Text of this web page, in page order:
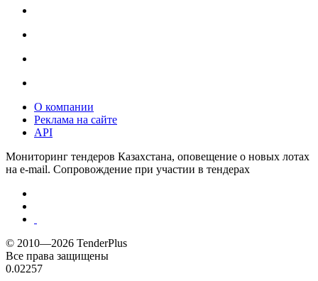
О компании
Реклама на сайте
API
Мониторинг тендеров Казахстана, оповещение о новых лотах
на e-mail. Сопровождение при участии в тендерах
© 2010—2026 TenderPlus
Все права защищены
0.02257